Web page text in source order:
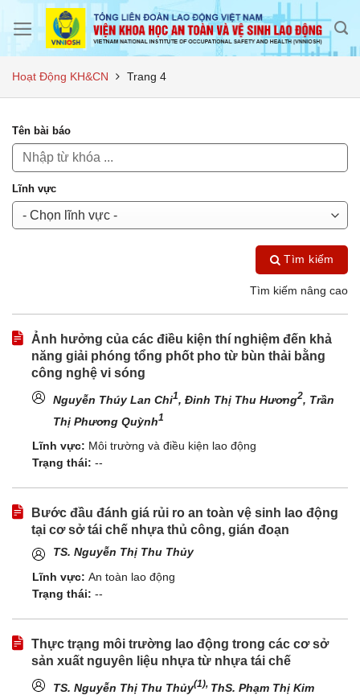
Hoạt Động KH&CN Trang 4
Tên bài báo
Lĩnh vực
Tìm kiếm
Tìm kiếm nâng cao
Ảnh hưởng của các điều kiện thí nghiệm đến khả
năng giải phóng tổng phốt pho từ bùn thải bằng
công nghệ vi sóng
Nguyễn Thúy Lan Chi1, Đinh Thị Thu Hương2, Trần
Thị Phương Quỳnh1
Lĩnh vực: Môi trường và điều kiện lao động
Trạng thái: --
Bước đầu đánh giá rủi ro an toàn vệ sinh lao động
tại cơ sở tái chế nhựa thủ công, gián đoạn
TS. Nguyễn Thị Thu Thủy
Lĩnh vực: An toàn lao động
Trạng thái: --
Thực trạng môi trường lao động trong các cơ sở
sản xuất nguyên liệu nhựa từ nhựa tái chế
TS. Nguyễn Thị Thu Thủy(1), ThS. Phạm Thị Kim